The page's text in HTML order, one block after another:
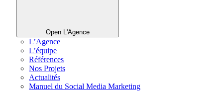
Open L'Agence
L’Agence
L’équipe
Références
Nos Projets
Actualités
Manuel du Social Media Marketing